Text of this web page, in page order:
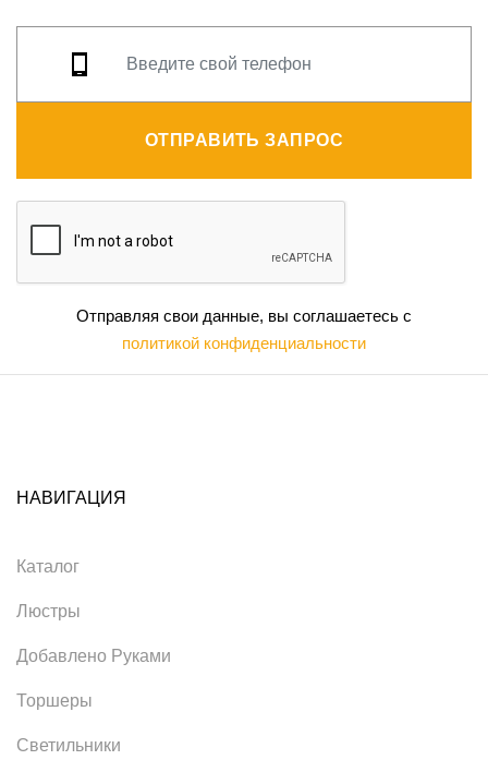
ОТПРАВИТЬ ЗАПРОС
Отправляя свои данные, вы соглашаетесь с
политикой конфиденциальности
НАВИГАЦИЯ
Каталог
Люстры
Добавлено Руками
Торшеры
Светильники